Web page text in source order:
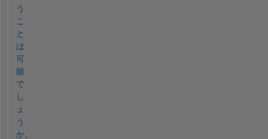
う
こ
と
は
可
能
で
し
ょ
う
か。